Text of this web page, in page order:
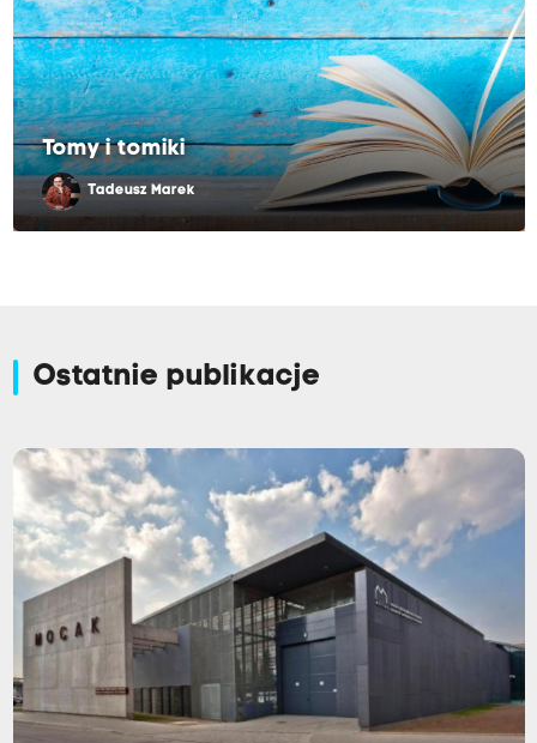
Tomy i tomiki
Tadeusz Marek
Ostatnie publikacje